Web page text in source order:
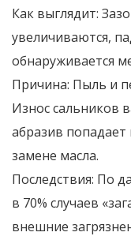
Как выглядит:
увеличиваются,
обнаруживается
Причина: Пыль и
Износ сальников
абразив
замене масла.
Последствия: По
в 70% случаев
внешние